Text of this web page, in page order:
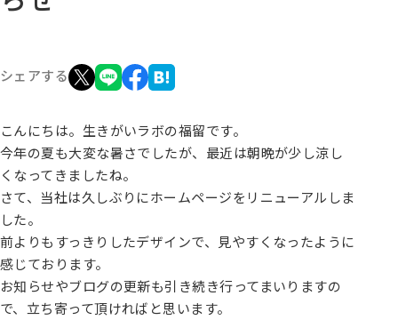
シェアする
こんにちは。生きがいラボの福留です。
今年の夏も大変な暑さでしたが、最近は朝晩が少し涼し
くなってきましたね。
さて、当社は久しぶりにホームページをリニューアルしま
した。
前よりもすっきりしたデザインで、見やすくなったように
感じております。
お知らせやブログの更新も引き続き行ってまいりますの
で、立ち寄って頂ければと思います。